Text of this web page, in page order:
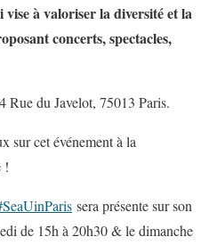
à valoriser la diversité et la
concerts, spectacles,
Rue du Javelot, 75013 Paris.
sur cet événement à la
!
SeaUinParis sera présente sur son
de 15h à 20h30 & le dimanche